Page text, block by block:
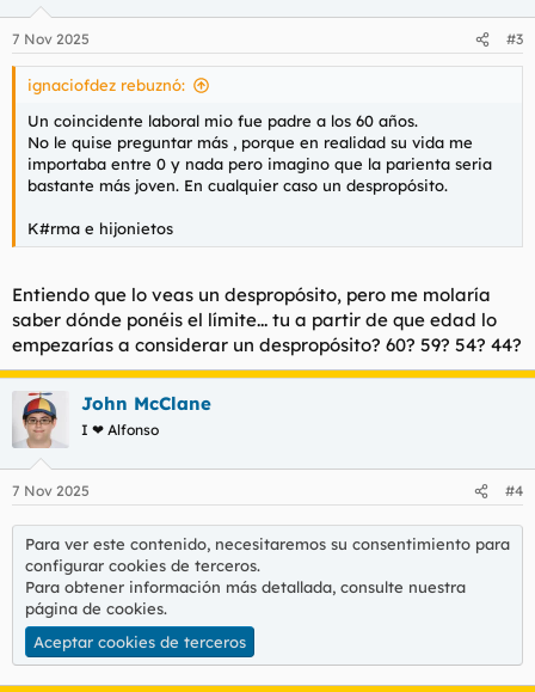
e
s
7 Nov 2025 #3
ignaciofdez rebuznó:
Un coincidente laboral mio fue padre a los 60 años.
No le quise preguntar más , porque en realidad su vida me
importaba entre 0 y nada pero imagino que la parienta seria
bastante más joven. En cualquier caso un despropósito.
K#rma e hijonietos
Entiendo que lo veas un despropósito, pero me molaría
saber dónde ponéis el límite... tu a partir de que edad lo
empezarías a considerar un despropósito? 60? 59? 54? 44?
John McClane
I ❤ Alfonso
7 Nov 2025 #4
Para ver este contenido, necesitaremos su consentimiento para
configurar cookies de terceros.
Para obtener información más detallada, consulte nuestra
página de cookies.
Aceptar cookies de terceros